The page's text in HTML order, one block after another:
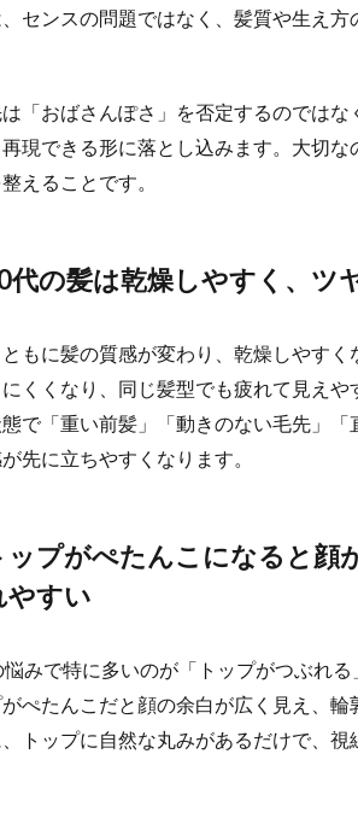
消
る
に
こ
な
と
、
郭
調
れ
センスの問題ではなく、髪質や生え
は「おばさんぽさ」を否定するのではな
現できる形に落とし込みます。大切
えることです。
代の髪は乾燥しやすく、ツ
もに髪の質感が変わり、乾燥しやす
くくなり、同じ髪型でも疲れて見えや
態で「重い前髪」「動きのない毛先」
先に立ちやすくなります。
ップがぺたんこになると顔
やすい
みで特に多いのが「トップがつぶれ
がぺたんこだと顔の余白が広く見え、
トップに自然な丸みがあるだけで、視